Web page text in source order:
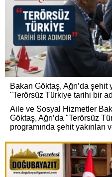
Bakan Göktaş, Ağrı’da
"Terörsüz Türkiye tarihi bir
Aile ve Sosyal Hizmetler
Göktaş, Ağrı’da "Terörsüz
programında şehit